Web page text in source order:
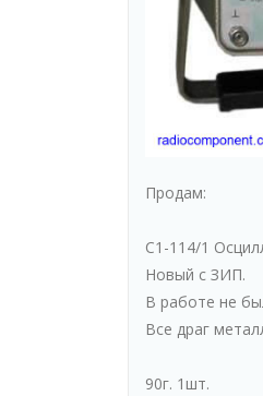
Продам:
С1-114/1
Новый с ЗИП.
В работе не
Все драг
90г. 1шт.